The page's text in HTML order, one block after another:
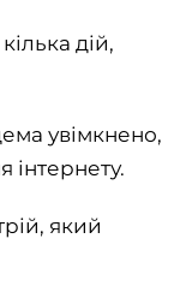
дій,
увімкнено,
інтернету.
який